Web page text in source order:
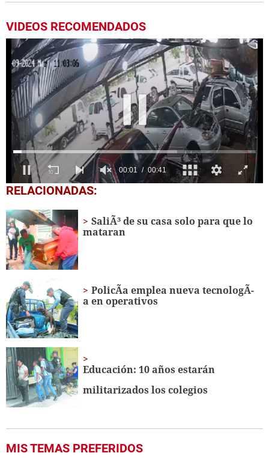
VIDEOS RECOMENDADOS
0
seconds
41
seconds
RELACIONADAS:
SaliÃ³ de su casa solo para que lo
mataran
PolicÃ­a emplea nueva tecnologÃ­
a en operativos
Educación: 10 años estarán
militarizados los colegios
MIS TEMAS PREFERIDOS